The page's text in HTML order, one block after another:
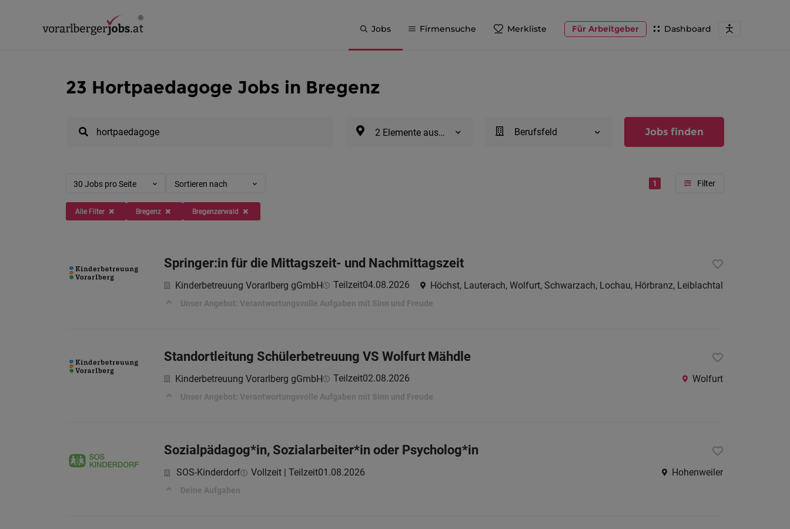
Jobs Firmensuche Merkliste Dashboard
Für Arbeitgeber
23 Hortpaedagoge Jobs in Bregenz
2 Elemente ausgewählt Berufsfeld Jobs finden
30 Jobs pro Seite Sortieren nach 1
Alle Filter Bregenz Bregenzerwald
Springer:in für die Mittagszeit- und Nachmittagszeit
Kinderbetreuung Vorarlberg gGmbH Teilzeit04.08.2026 Höchst, Lauterach, Wolfurt, Schwarzach, Lochau, Hörbranz, Leiblachtal
Unser Angebot: Verantwortungsvolle Aufgaben mit Sinn und Freude
Standortleitung Schülerbetreuung VS Wolfurt Mähdle
Kinderbetreuung Vorarlberg gGmbH Teilzeit02.08.2026 Wolfurt
Unser Angebot: Verantwortungsvolle Aufgaben mit Sinn und Freude
Sozialpädagog*in, Sozialarbeiter*in oder Psycholog*in
SOS-Kinderdorf Vollzeit | Teilzeit01.08.2026 Hohenweiler
Deine Aufgaben